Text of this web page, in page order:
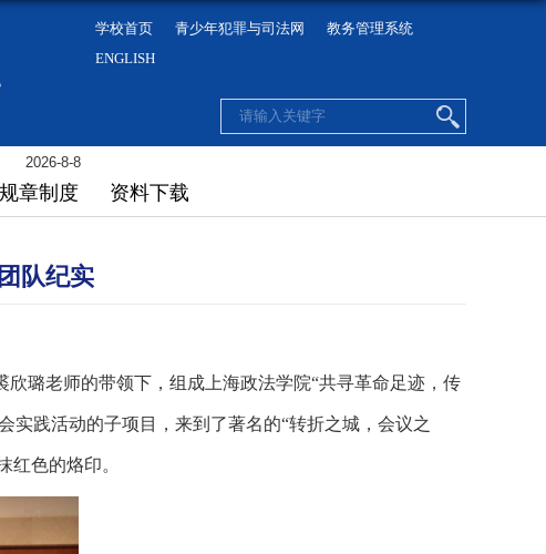
学校首页 青少年犯罪与司法网
教务管理系统
ENGLISH
2026-8-8
规章制度 资料下载
队纪实
欣璐老师的带领下，组成上海政法学院“共寻革命足迹，传
践活动的子项目，来到了著名的“转折之城，会议之
色的烙印。